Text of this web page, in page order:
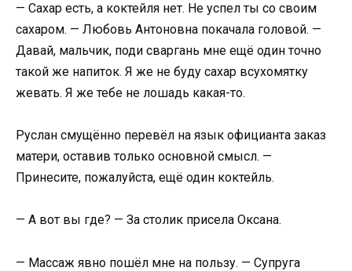
— Сахар есть, а коктейля нет. Не успел ты со своим
сахаром. — Любовь Антоновна покачала головой. —
Давай, мальчик, поди сваргань мне ещё один точно
такой же напиток. Я же не буду сахар всухомятку
жевать. Я же тебе не лошадь какая-то.
Руслан смущённо перевёл на язык официанта заказ
матери, оставив только основной смысл. —
Принесите, пожалуйста, ещё один коктейль.
— А вот вы где? — За столик присела Оксана.
— Массаж явно пошёл мне на пользу. — Супруга